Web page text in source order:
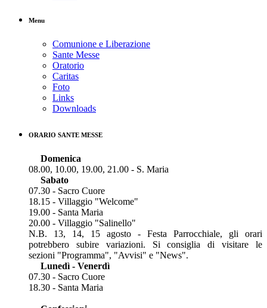
Menu
Comunione e Liberazione
Sante Messe
Oratorio
Caritas
Foto
Links
Downloads
ORARIO SANTE MESSE
Domenica
08.00, 10.00, 19.00, 21.00 - S. Maria
Sabato
07.30 - Sacro Cuore
18.15 - Villaggio "Welcome"
19.00 - Santa Maria
20.00 - Villaggio "Salinello"
N.B. 13, 14, 15 agosto - Festa Parrocchiale, gli orari
potrebbero subire variazioni. Si consiglia di visitare le
sezioni "Programma", "Avvisi" e "News".
Lunedì - Venerdì
07.30 - Sacro Cuore
18.30 - Santa Maria